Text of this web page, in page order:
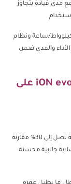
100 كم/س خلال 3.5 ثانية، مع مدى قيادة يتجاوز
تزويد جرافيتي ببطارية ضخمة بسعة 123 كيلوواط/ساعة ونظام
في الأداء والمدى ضمن
مزايا إطارات هانكوك iON evo AS SUV على
بطاريات السيارات الكهربائية تزيد الوزن بنسبة تصل إلى 30% مقارنة
جانبية محسنة